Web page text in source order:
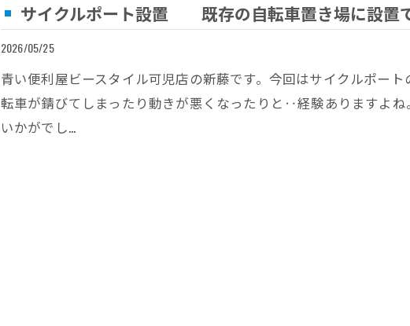
サイクルポート設置 既存の自転車置き場に設置
2026/05/25
青い便利屋ビースタイル可児店の新藤です。今回はサイクルポー
転車が錆びてしまったり動きが悪くなったりと‥経験ありますよ
いかがでし…